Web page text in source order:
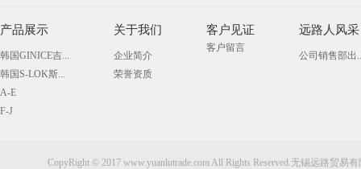
产品展示
韩国GINICE吉...
韩国S-LOK斯...
A-E
F-J
关于我们
企业简介
荣誉资质
客户见证
客户留言
远路人风采
公司销售部出
CopyRight © 2017 www.yuanlutrade.com All Rights Reserved.无锡远路贸易